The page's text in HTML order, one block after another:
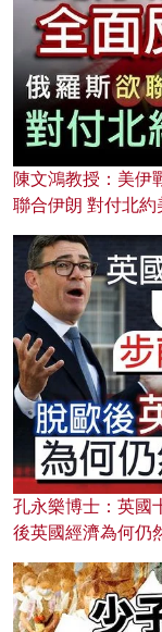
陳文鴻教授：美伊
聯合伊朗 對付北約
孔永樂博士：英國
後英國經濟為何仍